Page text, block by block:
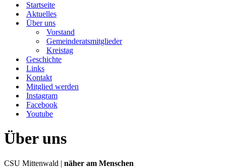
Startseite
Aktuelles
Über uns
Vorstand
Gemeinderatsmitglieder
Kreistag
Geschichte
Links
Kontakt
Mitglied werden
Instagram
Facebook
Youtube
Über uns
CSU Mittenwald | näher am Menschen